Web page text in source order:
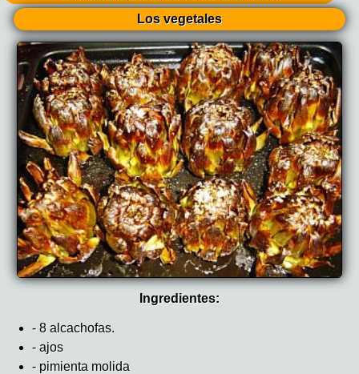
Los vegetales
Ingredientes:
- 8 alcachofas.
- ajos
- pimienta molida